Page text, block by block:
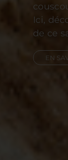
encore
EN